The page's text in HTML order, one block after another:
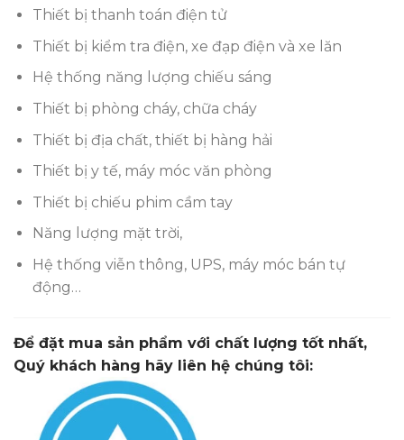
Thiết bị thanh toán điện tử
Thiết bị kiểm tra điện, xe đạp điện và xe lăn
Hệ thống năng lượng chiếu sáng
Thiết bị phòng cháy, chữa cháy
Thiết bị địa chất, thiết bị hàng hải
Thiết bị y tế, máy móc văn phòng
Thiết bị chiếu phim cầm tay
Năng lượng mặt trời,
Hệ thống viễn thông, UPS, máy móc bán tự
động…
Để đặt mua sản phẩm với chất lượng tốt nhất,
Quý khách hàng hãy liên hệ chúng tôi: